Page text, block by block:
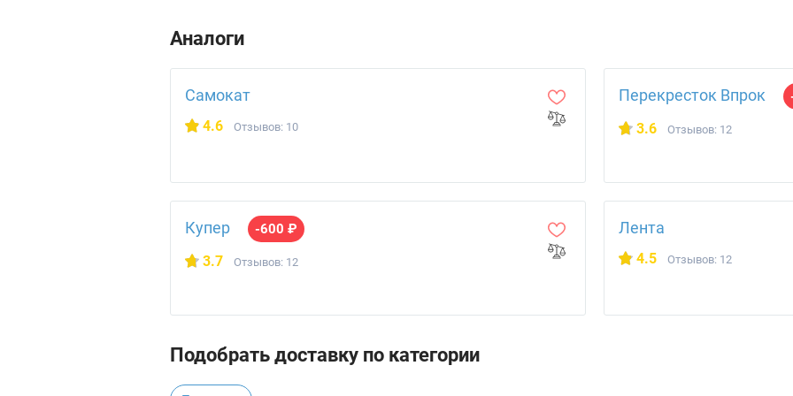
Аналоги
Самокат
4.6 Отзывов: 10
Перекресток Впрок
3.6 Отзывов: 12
Купер -600 ₽
3.7 Отзывов: 12
Лента
4.5 Отзывов: 12
Подобрать доставку по категории